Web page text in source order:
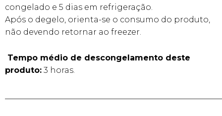
congelado e 5 dias em refrigeração.
Após o degelo, orienta-se o consumo do produto,
não devendo retornar ao freezer.
Tempo médio de descongelamento deste
produto: 3 horas.